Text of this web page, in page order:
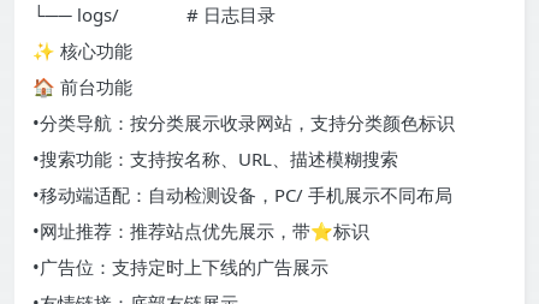
└── logs/ # 日志目录
✨ 核心功能
🏠 前台功能
•分类导航：按分类展示收录网站，支持分类颜色标识
•搜索功能：支持按名称、URL、描述模糊搜索
•移动端适配：自动检测设备，PC/ 手机展示不同布局
•网址推荐：推荐站点优先展示，带⭐标识
•广告位：支持定时上下线的广告展示